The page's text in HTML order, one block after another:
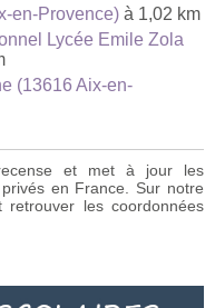
en-Provence) à 1,02 km
Lycée Emile Zola
(13616 Aix-en-
et met à jour les
en France. Sur notre
retrouver les coordonnées